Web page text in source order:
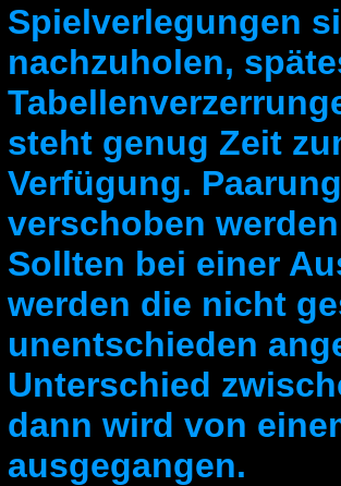
Spielverlegungen
nachzuholen,
steht genug Zeit
Verfügung.
verschoben
Sollten bei einer
werden die nicht
unentschieden
Unterschied
dann wird von
ausgegangen.